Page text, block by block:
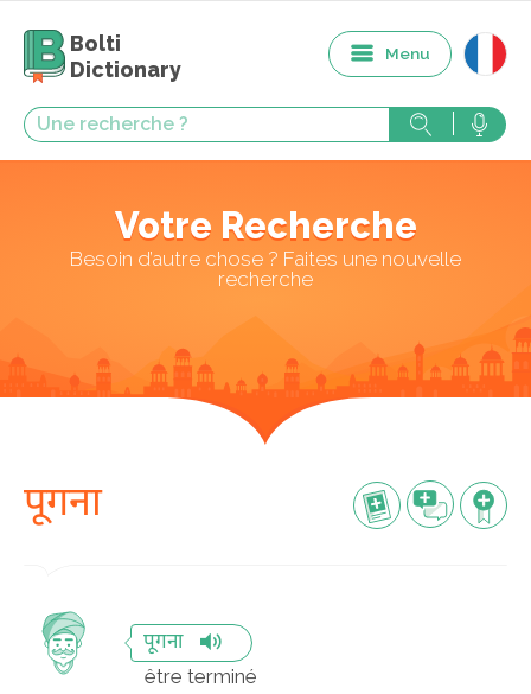
Bolti
Dictionary
Menu
Votre Recherche
Besoin d’autre chose ? Faites une nouvelle
recherche
पूगना
पूगना
être terminé